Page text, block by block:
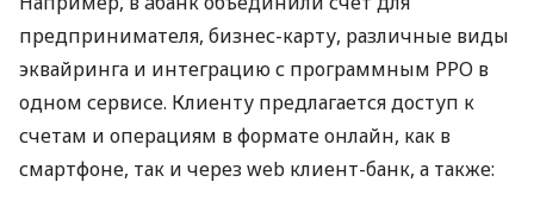
предпринимателя, бизнес-карту, различные виды
эквайринга и интеграцию с программным РРО в
одном сервисе. Клиенту предлагается доступ к
счетам и операциям в формате онлайн, как в
смартфоне, так и через web клиент-банк, а также: